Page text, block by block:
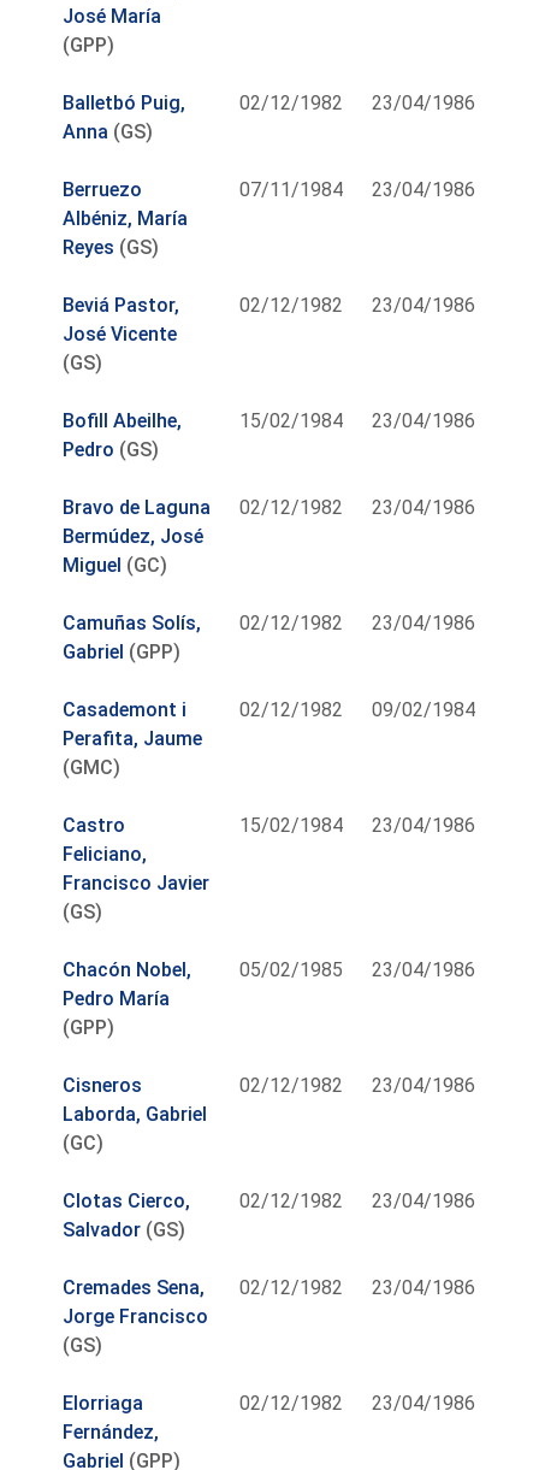
José María
(GPP)
Balletbó Puig,
Anna (GS)
02/12/1982 23/04/1986
Berruezo
Albéniz, María
Reyes (GS)
07/11/1984 23/04/1986
Beviá Pastor,
José Vicente
(GS)
02/12/1982 23/04/1986
Bofill Abeilhe,
Pedro (GS)
15/02/1984 23/04/1986
Bravo de Laguna
Bermúdez, José
Miguel (GC)
02/12/1982 23/04/1986
Camuñas Solís,
Gabriel (GPP)
02/12/1982 23/04/1986
Casademont i
Perafita, Jaume
(GMC)
02/12/1982 09/02/1984
Castro
Feliciano,
Francisco Javier
(GS)
15/02/1984 23/04/1986
Chacón Nobel,
Pedro María
(GPP)
05/02/1985 23/04/1986
Cisneros
Laborda, Gabriel
(GC)
02/12/1982 23/04/1986
Clotas Cierco,
Salvador (GS)
02/12/1982 23/04/1986
Cremades Sena,
Jorge Francisco
(GS)
02/12/1982 23/04/1986
Elorriaga
Fernández,
Gabriel (GPP)
02/12/1982 23/04/1986